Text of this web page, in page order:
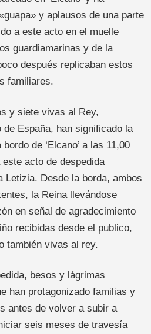
y aplausos de una parte
a este acto en el muelle
guardiamarinas y de la
después replicaban estos
familiares.
y siete vivas al Rey,
España, han significado la
de ‘Elcano’ a las 11,00
acto de despedida
Letizia. Desde la borda, ambos
la Reina llevándose
en señal de agradecimiento
recibidas desde el publico,
también vivas al rey.
besos y lágrimas
han protagonizado familias y
antes de volver a subir a
seis meses de travesía